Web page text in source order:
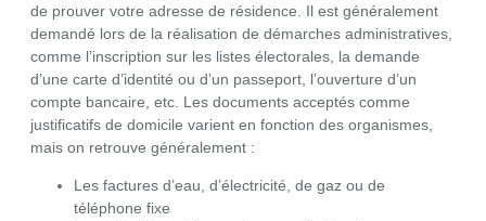
de prouver votre adresse de résidence. Il est généralement
demandé lors de la réalisation de démarches administratives,
comme l’inscription sur les listes électorales, la demande
d’une carte d’identité ou d’un passeport, l’ouverture d’un
compte bancaire, etc. Les documents acceptés comme
justificatifs de domicile varient en fonction des organismes,
mais on retrouve généralement :
Les factures d’eau, d’électricité, de gaz ou de
téléphone fixe